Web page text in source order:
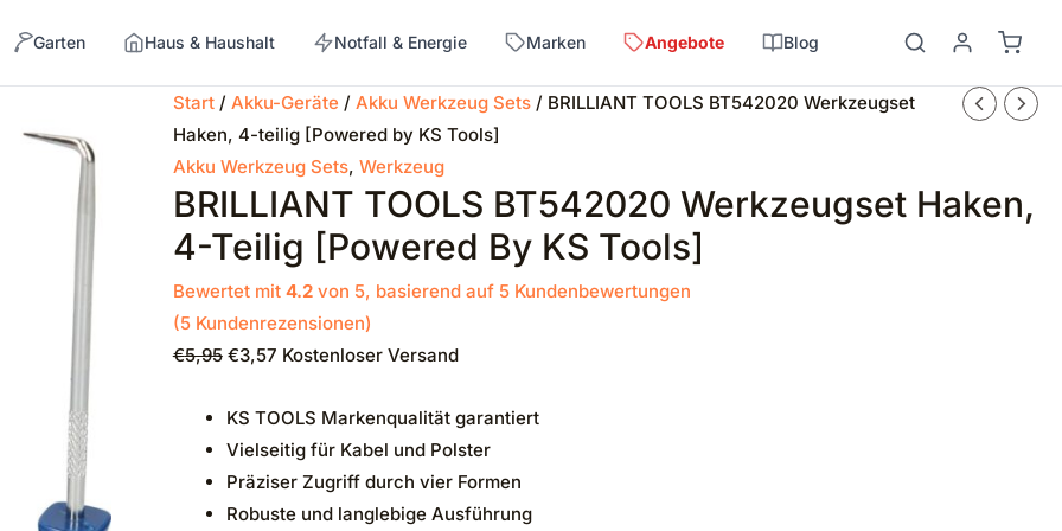
Garten Haus & Haushalt Notfall & Energie Marken Angebote Blog
→
Start/ Akku-Geräte / Akku Werkzeug Sets/ BRILLIANT TOOLS BT542020 Werkzeugset
Haken, 4-teilig [Powered by KS Tools]
Akku Werkzeug Sets, Werkzeug
BRILLIANT TOOLS BT542020 Werkzeugset Haken,
4-Teilig [Powered By KS Tools]
Bewertet mit 4.2von 5, basierend auf 5Kundenbewertungen
(5Kundenrezensionen)
€5,95
Ursprünglicher
Preis
war:
€5,95
€3,57
Aktueller
Preis
ist:
€3,57.
Kostenloser Versand
KS TOOLS Markenqualität garantiert
Vielseitig für Kabel und Polster
Präziser Zugriff durch vier Formen
Robuste und langlebige Ausführung